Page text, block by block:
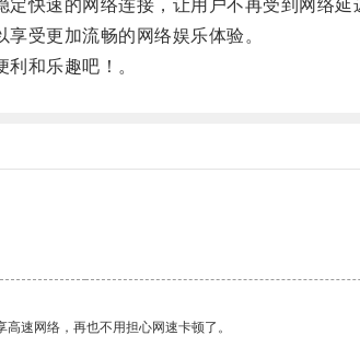
速的网络连接，让用户不再受到网络延
受更加流畅的网络娱乐体验。
和乐趣吧！。
速网络，再也不用担心网速卡顿了。